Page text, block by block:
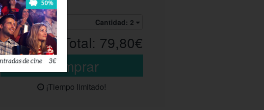
Cantidad: 2
Total: 79,80€
¡Tiempo limitado!